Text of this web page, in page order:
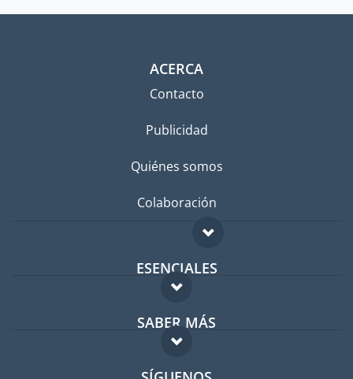
ACERCA
Contacto
Publicidad
Quiénes somos
Colaboración
ESENCIALES
Foro para expatriados
Guía para expatriados
Trabajos en el extranjero
SABER MÁS
FAQ